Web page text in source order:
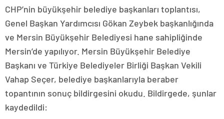
CHP’nin büyükşehir belediye başkanları toplantısı,
Genel Başkan Yardımcısı Gökan Zeybek başkanlığında
ve Mersin Büyükşehir Belediyesi hane sahipliğinde
Mersin’de yapılıyor. Mersin Büyükşehir Belediye
Başkanı ve Türkiye Belediyeler Birliği Başkan Vekili
Vahap Seçer, belediye başkanlarıyla beraber
topantının sonuç bildirgesini okudu. Bildirgede, şunlar
kaydedildi: